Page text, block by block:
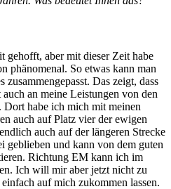
gehofft, aber mit dieser Zeit habe
phänomenal. So etwas kann man
zusammengepasst. Das zeigt, dass
an meine Leistungen von den
Dort habe ich mich mit meinen
auch auf Platz vier der ewigen
auch auf der längeren Strecke
geblieben und kann von dem guten
Richtung EM kann ich im
Ich will mir aber jetzt nicht zu
auf mich zukommen lassen.